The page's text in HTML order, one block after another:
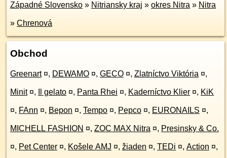
Západné Slovensko » Nitriansky kraj » okres Nitra » Nitra
» Chrenová
Obchod
Greenart ¤, DEWAMO ¤, GECO ¤, Zlatníctvo Viktória ¤,
Minit ¤, Il gelato ¤, Panta Rhei ¤, Kaderníctvo Klier ¤, KiK
¤, FAnn ¤, Bepon ¤, Tempo ¤, Pepco ¤, EURONAILS ¤,
MICHELL FASHION ¤, ZOC MAX Nitra ¤, Presinsky & Co.
¤, Pet Center ¤, Košele AMJ ¤, žiaden ¤, TEDi ¤, Action ¤,